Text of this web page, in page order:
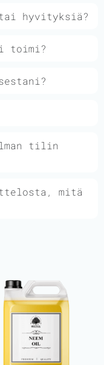
hyvityksiä?
toimi?
tilin
mitä